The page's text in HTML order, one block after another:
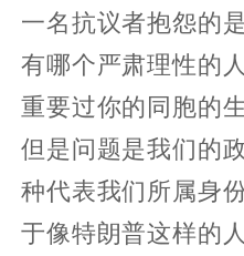
一名抗议者抱怨的
有哪个严肃理性的
重要过你的同胞的
但是问题是我们的
种代表我们所属身
于像特朗普这样的